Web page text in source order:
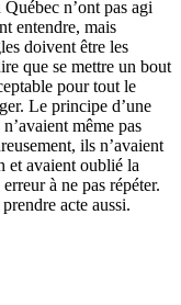
n’ont pas agi
entendre, mais
doivent être les
que se mettre un bout
pour tout le
Le principe d’une
même pas
ils n’avaient
et avaient oublié la
à ne pas répéter.
acte aussi.